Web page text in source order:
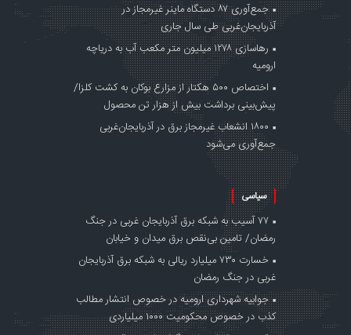
جمع‌آوری ۸۷ دستگاه ماینر غیرمجاز در
آذربایجان‌غربی طی سال جاری
رهاسازی ۱۲۷۸ میلیون متر مکعب آب به دریاچه
ارومیه
اختصاص ۵۰۰ هکتار از مزارع بوکان به کشت کلزا/
پیش‌بینی برداشت بیش از هزار تن محصول
۱۸۰۰ انشعاب غیرمجاز برق در آذربایجان‌غربی
جمع‌آوری می‌شود
سیاسی
۷۷ آسیب به شبکه برق آذربایجان غربی در جنگ‌
رمضان/ تامین بی‌نقص برق میدان و خیابان
خسارت ۷۳۰ میلیارد ریالی به شبکه برق آذربایجان
غربی در جنگ‌ رمضان
جوابیه شهرداری ارومیه در خصوص انتشار مطالب
کذب در خصوص محکومیت ۱۰۰۰ میلیاردی